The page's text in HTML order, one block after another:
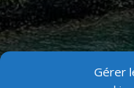
Gérer